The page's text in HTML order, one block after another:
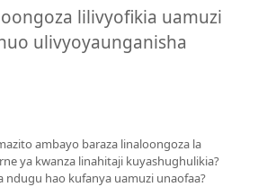
lilivyofikia uamuzi
ulivyoyaunganisha
ambayo baraza linaloongoza la
ya kwanza linahitaji kuyashughulikia?
ndugu hao kufanya uamuzi unaofaa?